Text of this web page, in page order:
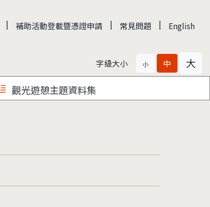
| 補助活動登載暨憑證申請 | 常見問題 | English
字級大小 小 中 大
觀光遊憩主題資料集